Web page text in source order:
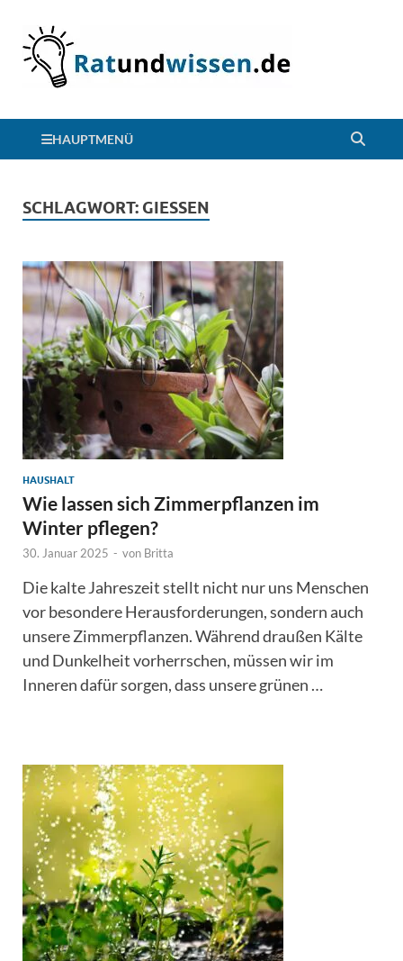
HAUPTMENÜ
SCHLAGWORT: GIESSEN
HAUSHALT
Wie lassen sich Zimmerpflanzen im
Winter pflegen?
30. Januar 2025 - von Britta
Die kalte Jahreszeit stellt nicht nur uns Menschen
vor besondere Herausforderungen, sondern auch
unsere Zimmerpflanzen. Während draußen Kälte
und Dunkelheit vorherrschen, müssen wir im
Inneren dafür sorgen, dass unsere grünen …